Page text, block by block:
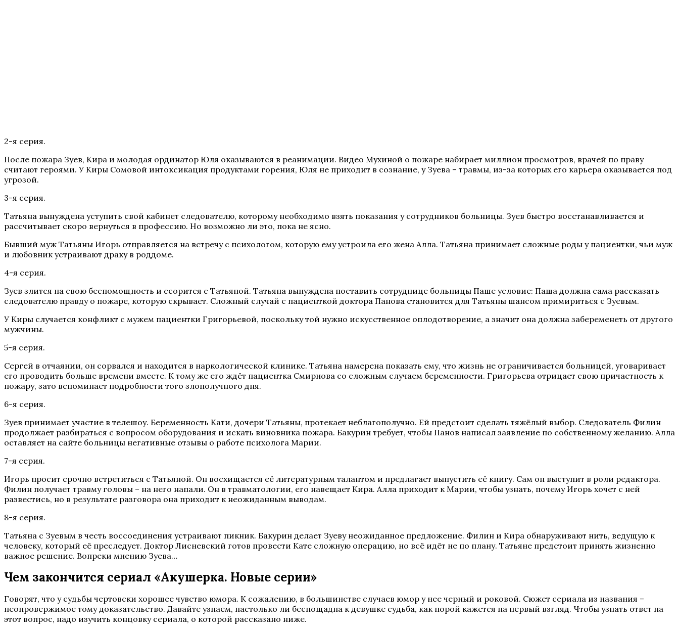
2-я серия.
После пожара Зуев, Кира и молодая ординатор Юля оказываются в реанимации. Видео Мухиной о пожаре набирает миллион просмотров, врачей по праву
считают героями. У Киры Сомовой интоксикация продуктами горения, Юля не приходит в сознание, у Зуева – травмы, из-за которых его карьера оказывается под
угрозой.
3-я серия.
Татьяна вынуждена уступить свой кабинет следователю, которому необходимо взять показания у сотрудников больницы. Зуев быстро восстанавливается и
рассчитывает скоро вернуться в профессию. Но возможно ли это, пока не ясно.
Бывший муж Татьяны Игорь отправляется на встречу с психологом, которую ему устроила его жена Алла. Татьяна принимает сложные роды у пациентки, чьи муж
и любовник устраивают драку в роддоме.
4-я серия.
Зуев злится на свою беспомощность и ссорится с Татьяной. Татьяна вынуждена поставить сотруднице больницы Паше условие: Паша должна сама рассказать
следователю правду о пожаре, которую скрывает. Сложный случай с пациенткой доктора Панова становится для Татьяны шансом примириться с Зуевым.
У Киры случается конфликт с мужем пациентки Григорьевой, поскольку той нужно искусственное оплодотворение, а значит она должна забеременеть от другого
мужчины.
5-я серия.
Сергей в отчаянии, он сорвался и находится в наркологической клинике. Татьяна намерена показать ему, что жизнь не ограничивается больницей, уговаривает
его проводить больше времени вместе. К тому же его ждёт пациентка Смирнова со сложным случаем беременности. Григорьева отрицает свою причастность к
пожару, зато вспоминает подробности того злополучного дня.
6-я серия.
Зуев принимает участие в телешоу. Беременность Кати, дочери Татьяны, протекает неблагополучно. Ей предстоит сделать тяжёлый выбор. Следователь Филин
продолжает разбираться с вопросом оборудования и искать виновника пожара. Бакурин требует, чтобы Панов написал заявление по собственному желанию. Алла
оставляет на сайте больницы негативные отзывы о работе психолога Марии.
7-я серия.
Игорь просит срочно встретиться с Татьяной. Он восхищается её литературным талантом и предлагает выпустить её книгу. Сам он выступит в роли редактора.
Филин получает травму головы – на него напали. Он в травматологии, его навещает Кира. Алла приходит к Марии, чтобы узнать, почему Игорь хочет с ней
развестись, но в результате разговора она приходит к неожиданным выводам.
8-я серия.
Татьяна с Зуевым в честь воссоединения устраивают пикник. Бакурин делает Зуеву неожиданное предложение. Филин и Кира обнаруживают нить, ведущую к
человеку, который её преследует. Доктор Лисневский готов провести Кате сложную операцию, но всё идёт не по плану. Татьяне предстоит принять жизненно
важное решение. Вопреки мнению Зуева…
Чем закончится сериал «Акушерка. Новые серии»
Говорят, что у судьбы чертовски хорошее чувство юмора. К сожалению, в большинстве случаев юмор у нее черный и роковой. Сюжет сериала из названия –
неопровержимое тому доказательство. Давайте узнаем, настолько ли беспощадна к девушке судьба, как порой кажется на первый взгляд. Чтобы узнать ответ на
этот вопрос, надо изучить концовку сериала, о которой рассказано ниже.